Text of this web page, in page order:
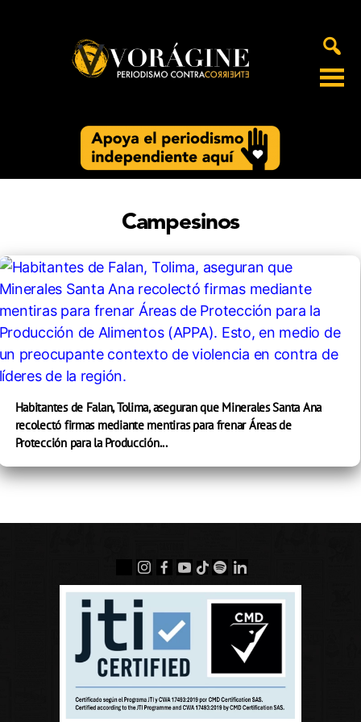
Campesinos
Habitantes de Falan, Tolima, aseguran que Minerales Santa Ana
recolectó firmas mediante mentiras para frenar Áreas de
Protección para la Producción...